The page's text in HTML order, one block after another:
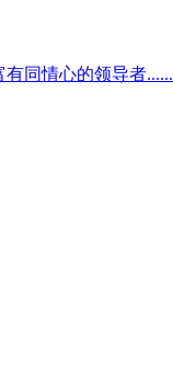
有同情心的领导者......